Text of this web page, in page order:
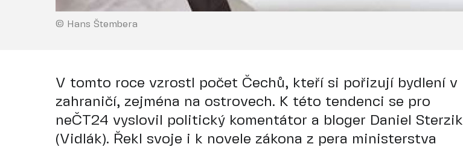
© Hans Štembera
V tomto roce vzrostl počet Čechů, kteří si pořizují bydlení v
zahraničí, zejména na ostrovech. K této tendenci se pro
neČT24 vyslovil politický komentátor a bloger Daniel Sterzik
(Vidlák). Řekl svoje i k novele zákona z pera ministerstva